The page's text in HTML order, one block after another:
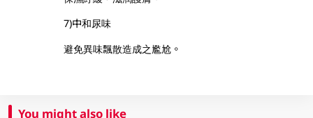
7)中和尿味
避免異味飄散造成之尷尬。
You might also like